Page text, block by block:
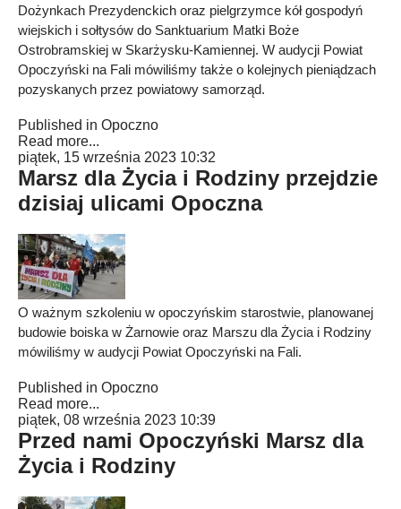
Dożynkach Prezydenckich oraz pielgrzymce kół gospodyń
wiejskich i sołtysów do Sanktuarium Matki Boże
Ostrobramskiej w Skarżysku-Kamiennej. W audycji Powiat
Opoczyński na Fali mówiliśmy także o kolejnych pieniądzach
pozyskanych przez powiatowy samorząd.
Published in Opoczno
Read more...
piątek, 15 września 2023 10:32
Marsz dla Życia i Rodziny przejdzie
dzisiaj ulicami Opoczna
O ważnym szkoleniu w opoczyńskim starostwie, planowanej
budowie boiska w Żarnowie oraz Marszu dla Życia i Rodziny
mówiliśmy w audycji Powiat Opoczyński na Fali.
Published in Opoczno
Read more...
piątek, 08 września 2023 10:39
Przed nami Opoczyński Marsz dla
Życia i Rodziny